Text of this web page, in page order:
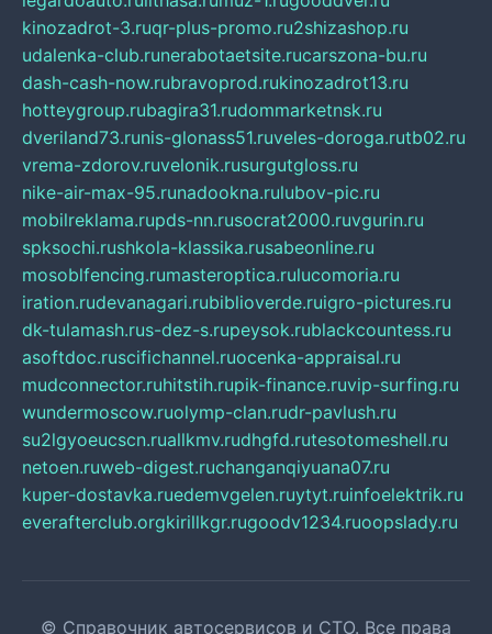
kinozadrot-3.ruqr-plus-promo.ru2shizashop.ru
udalenka-club.runerabotaetsite.rucarszona-bu.ru
dash-cash-now.rubravoprod.rukinozadrot13.ru
hotteygroup.rubagira31.rudommarketnsk.ru
dveriland73.runis-glonass51.ruveles-doroga.rutb02.ru
vrema-zdorov.ruvelonik.rusurgutgloss.ru
nike-air-max-95.runadookna.rulubov-pic.ru
mobilreklama.rupds-nn.rusocrat2000.ruvgurin.ru
spksochi.rushkola-klassika.rusabeonline.ru
mosoblfencing.rumasteroptica.rulucomoria.ru
iration.rudevanagari.rubiblioverde.ruigro-pictures.ru
dk-tulamash.rus-dez-s.rupeysok.rublackcountess.ru
asoftdoc.ruscifichannel.ruocenka-appraisal.ru
mudconnector.ruhitstih.rupik-finance.ruvip-surfing.ru
wundermoscow.ruolymp-clan.rudr-pavlush.ru
su2lgyoeucscn.ruallkmv.rudhgfd.rutesotomeshell.ru
netoen.ruweb-digest.ruchanganqiyuana07.ru
kuper-dostavka.ruedemvgelen.ruytyt.ruinfoelektrik.ru
everafterclub.orgkirillkgr.rugoodv1234.ruoopslady.ru
© Справочник автосервисов и СТО. Все права